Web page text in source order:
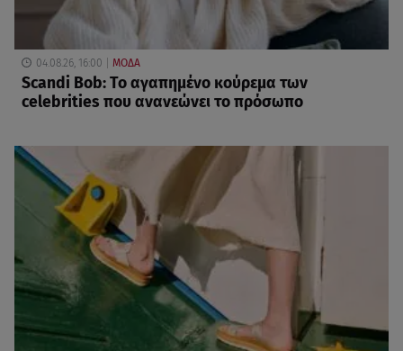
04.08.26, 16:00 ΜΟΔΑ
Scandi Bob: Το αγαπημένο κούρεμα των
celebrities που ανανεώνει το πρόσωπο